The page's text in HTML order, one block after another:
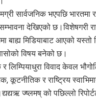
सार्वजनिक भएपछि भारतमा
देखिएको छ।विशेषगरी
बाह्य मिडियाबाट आएको
विषय बनेको छ।
लिम्पियाधुरा विवाद केवल
कूटनीतिक र राष्ट्रिय
ज्ष्लमष् को पछिल्लो